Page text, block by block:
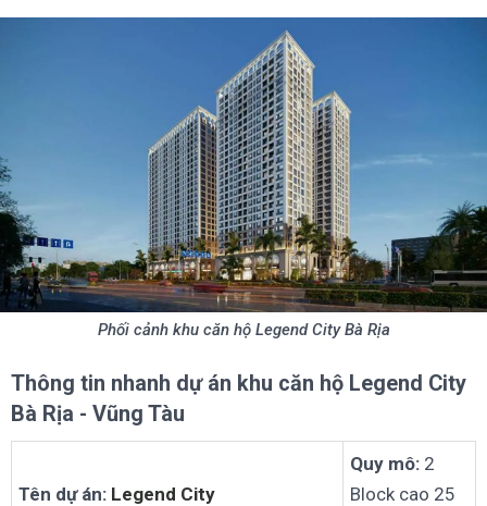
Phối cảnh khu căn hộ Legend City Bà Rịa
Thông tin nhanh dự án khu căn hộ Legend City
Bà Rịa - Vũng Tàu
Tên dự án: Legend City
Quy mô: 2
Block cao 25